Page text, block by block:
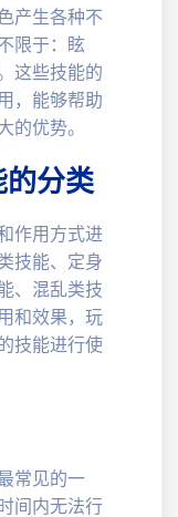
产生各种不
限于：眩
这些技能的
，能够帮助
的优势。
的分类
作用方式进
技能、定身
、混乱类技
和效果，玩
技能进行使
常见的一
间内无法行